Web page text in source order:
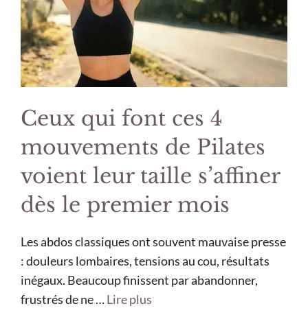
Ceux qui font ces 4
mouvements de Pilates
voient leur taille s’affiner
dès le premier mois
Les abdos classiques ont souvent mauvaise presse
: douleurs lombaires, tensions au cou, résultats
inégaux. Beaucoup finissent par abandonner,
frustrés de ne …Lire plus